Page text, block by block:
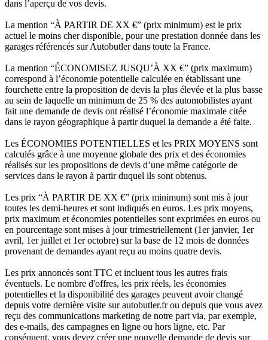
dans l’aperçu de vos devis.
La mention “À PARTIR DE XX €” (prix minimum) est le prix
actuel le moins cher disponible, pour une prestation donnée dans les
garages référencés sur Autobutler dans toute la France.
La mention “ÉCONOMISEZ JUSQU’À XX €” (prix maximum)
correspond à l’économie potentielle calculée en établissant une
fourchette entre la proposition de devis la plus élevée et la plus basse
au sein de laquelle un minimum de 25 % des automobilistes ayant
fait une demande de devis ont réalisé l’économie maximale citée
dans le rayon géographique à partir duquel la demande a été faite.
Les ÉCONOMIES POTENTIELLES et les PRIX MOYENS sont
calculés grâce à une moyenne globale des prix et des économies
réalisés sur les propositions de devis d’une même catégorie de
services dans le rayon à partir duquel ils sont obtenus.
Les prix “À PARTIR DE XX €” (prix minimum) sont mis à jour
toutes les demi-heures et sont indiqués en euros. Les prix moyens,
prix maximum et économies potentielles sont exprimées en euros ou
en pourcentage sont mises à jour trimestriellement (1er janvier, 1er
avril, 1er juillet et 1er octobre) sur la base de 12 mois de données
provenant de demandes ayant reçu au moins quatre devis.
Les prix annoncés sont TTC et incluent tous les autres frais
éventuels. Le nombre d'offres, les prix réels, les économies
potentielles et la disponibilité des garages peuvent avoir changé
depuis votre dernière visite sur autobutler.fr ou depuis que vous avez
reçu des communications marketing de notre part via, par exemple,
des e-mails, des campagnes en ligne ou hors ligne, etc. Par
conséquent, vous devez créer une nouvelle demande de devis sur